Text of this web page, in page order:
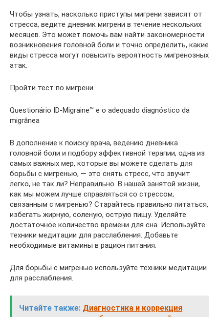
Чтобы узнать, насколько приступы мигрени зависят от
стресса, ведите дневник мигрени в течение нескольких
месяцев. Это может помочь вам найти закономерности
возникновения головной боли и точно определить, какие
виды стресса могут повысить вероятность мигренозных
атак.
Пройти тест по мигрени
Questionário ID-Migraine™ e o adequado diagnóstico da
migrânea
В дополнение к поиску врача, ведению дневника
головной боли и подбору эффективной терапии, одна из
самых важных мер, которые вы можете сделать для
борьбы с мигренью, — это снять стресс, что звучит
легко, не так ли? Неправильно. В нашей занятой жизни,
как мы можем лучше справляться со стрессом,
связанным с мигренью? Старайтесь правильно питаться,
избегать жирную, соленую, острую пищу. Уделяйте
достаточное количество времени для сна. Используйте
техники медитации для расслабления. Добавьте
необходимые витамины в рацион питания.
Для борьбы с мигренью используйте техники медитации
для расслабления.
Читайте также: Диагностика и коррекция